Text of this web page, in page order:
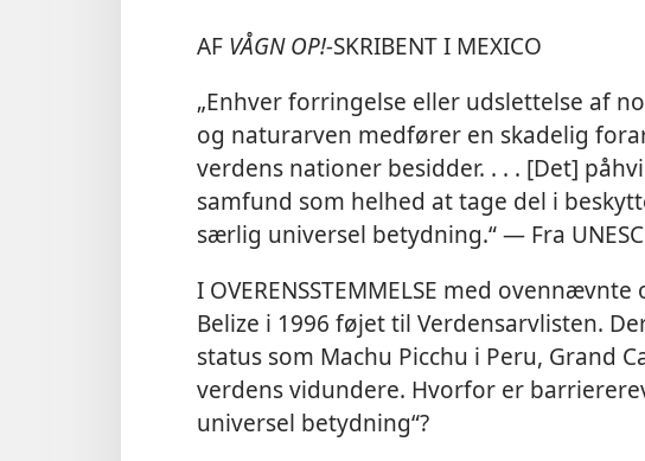
AF VÅGN OP!-​SKRIBENT I MEXICO
„Enhver forringelse eller udslettelse af
og naturarven medfører en skadelig
verdens nationer besidder. . . . [Det]
samfund som helhed at tage del i
særlig universel betydning.“ — Fra
I OVERENSSTEMMELSE med
Belize i 1996 føjet til Verdensarvlisten.
status som Machu Picchu i Peru, Grand
verdens vidundere. Hvorfor er
universel betydning“?